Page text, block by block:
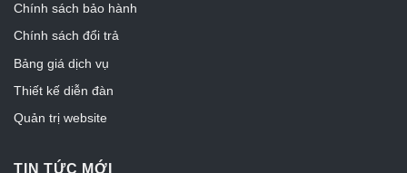
Chính sách bảo hành
Chính sách đổi trả
Bảng giá dịch vụ
Thiết kế diễn đàn
Quản trị website
TIN TỨC MỚI